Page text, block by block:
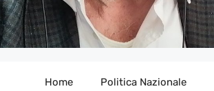
Home Politica Nazionale